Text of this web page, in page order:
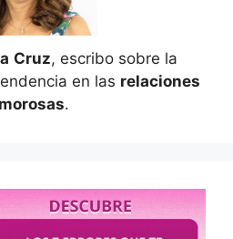
Cruz, escribo sobre la
en las relaciones
.